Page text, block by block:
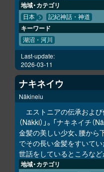
地域・カテゴリ
日本 記紀神話・神道
キーワード
湖沼・河川
Last-update:
2026-03-11
ナキネイウ
Näkineiu
エストニアの伝承およ
（Näkki）」。「ナキネイチ
金髪の美しい少女、腰か
でその長い金髪をすいて
世話をしているところなど
地域・カテゴリ